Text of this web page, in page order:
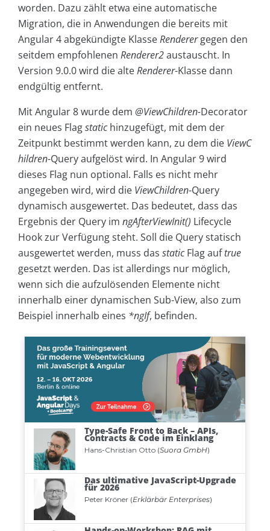
worden. Dazu zählt etwa eine automatische
Migration, die in Anwendungen die bereits mit
Angular 4 abgekündigte KlasseRenderergegen den
seitdem empfohlenen Renderer2austauscht. In
Version 9.0.0 wird die alteRenderer-Klasse dann
endgültig entfernt.
Mit Angular 8 wurde dem @ViewChildren-Decorator
ein neues Flagstatichinzugefügt, mit dem der
Zeitpunkt bestimmt werden kann, zu dem die ViewC
hildren-Query aufgelöst wird. In Angular 9 wird
dieses Flag nun optional. Falls es nicht mehr
angegeben wird, wird die ViewChildren-Query
dynamisch ausgewertet. Das bedeutet, dass das
Ergebnis der Query im ngAfterViewInit() Lifecycle
Hook zur Verfügung steht. Soll die Query statisch
ausgewertet werden, muss das staticFlag auftrue
gesetzt werden. Das ist allerdings nur möglich,
wenn sich die aufzulösenden Elemente nicht
innerhalb einer dynamischen Sub-View, also zum
Beispiel innerhalb eines *ngIf, befinden.